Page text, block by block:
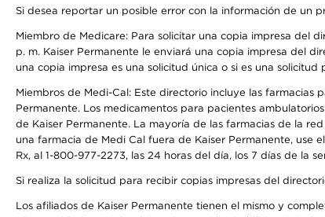
Si desea reportar un posible error con la información de un
Miembro de Medicare: Para solicitar una copia impresa del
p. m. Kaiser Permanente le enviará una copia impresa del
una copia impresa es una solicitud única o si es una
Miembros de Medi-Cal: Este directorio incluye las
Permanente. Los medicamentos para pacientes
de Kaiser Permanente. La mayoría de las farmacias de la
una farmacia de Medi Cal fuera de Kaiser Permanente, use
Rx, al 1-800-977-2273, las 24 horas del día, los 7 días de la
Si realiza la solicitud para recibir copias impresas del
Los afiliados de Kaiser Permanente tienen el mismo y